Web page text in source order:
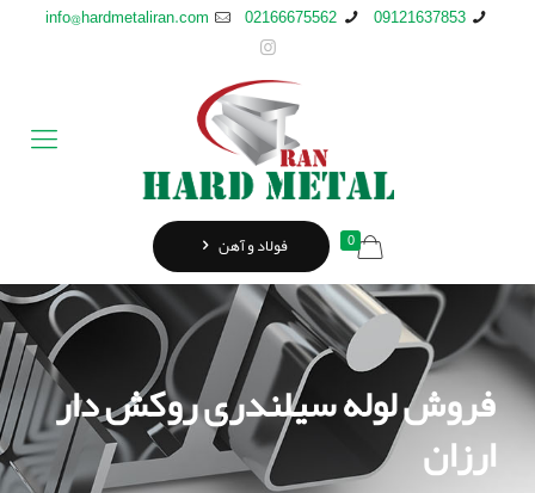
09121637853
02166675562
info@hardmetaliran.com
0 فولاد و آهن
فروش لوله سیلندری روکش دار
ارزان